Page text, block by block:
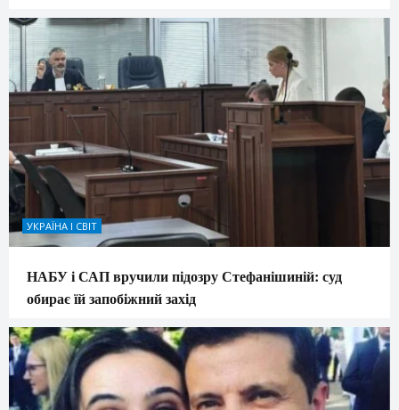
УКРАЇНА І СВІТ
НАБУ і САП вручили підозру Стефанішиній: суд
обирає їй запобіжний захід